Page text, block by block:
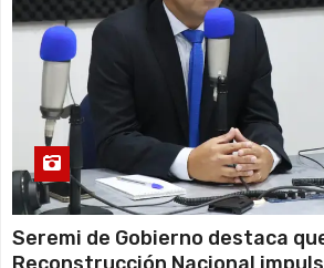
Seremi de Gobierno destaca